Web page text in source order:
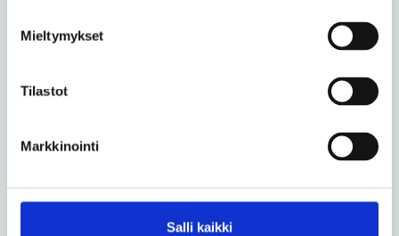
Mieltymykset
Tilastot
Markkinointi
Salli kaikki